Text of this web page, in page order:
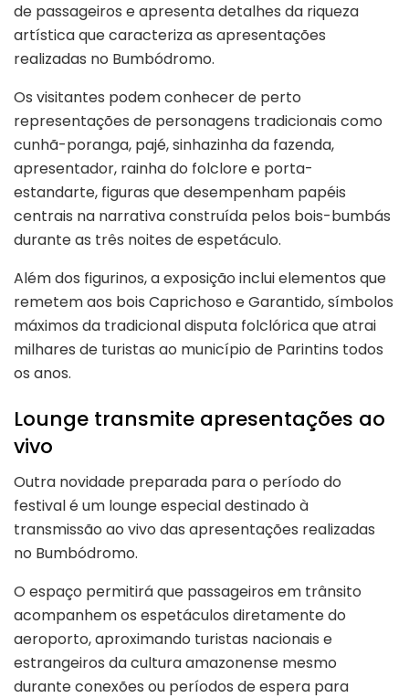
de passageiros e apresenta detalhes da riqueza
artística que caracteriza as apresentações
realizadas no Bumbódromo.
Os visitantes podem conhecer de perto
representações de personagens tradicionais como
cunhã-poranga, pajé, sinhazinha da fazenda,
apresentador, rainha do folclore e porta-
estandarte, figuras que desempenham papéis
centrais na narrativa construída pelos bois-bumbás
durante as três noites de espetáculo.
Além dos figurinos, a exposição inclui elementos que
remetem aos bois Caprichoso e Garantido, símbolos
máximos da tradicional disputa folclórica que atrai
milhares de turistas ao município de Parintins todos
os anos.
Lounge transmite apresentações ao
vivo
Outra novidade preparada para o período do
festival é um lounge especial destinado à
transmissão ao vivo das apresentações realizadas
no Bumbódromo.
O espaço permitirá que passageiros em trânsito
acompanhem os espetáculos diretamente do
aeroporto, aproximando turistas nacionais e
estrangeiros da cultura amazonense mesmo
durante conexões ou períodos de espera para